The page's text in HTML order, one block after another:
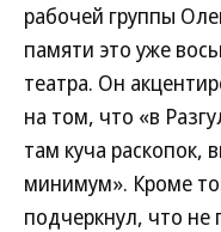
рабочей группы
памяти это уже
театра. Он
на том, что «в
там куча раскопок,
минимум». Кроме
подчеркнул, что не